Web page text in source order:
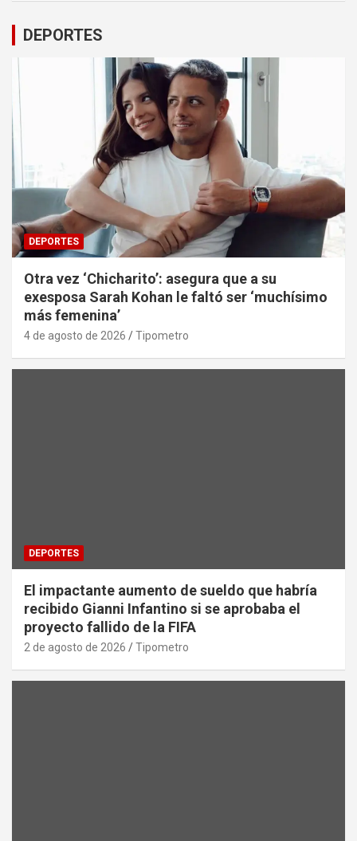
DEPORTES
DEPORTES
Otra vez ‘Chicharito’: asegura que a su
exesposa Sarah Kohan le faltó ser ‘muchísimo
más femenina’
4 de agosto de 2026 Tipometro
DEPORTES
El impactante aumento de sueldo que habría
recibido Gianni Infantino si se aprobaba el
proyecto fallido de la FIFA
2 de agosto de 2026 Tipometro